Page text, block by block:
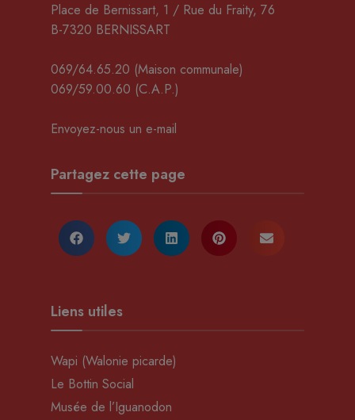
Place de Bernissart, 1 / Rue du Fraity, 76
B-7320 BERNISSART
069/64.65.20 (Maison communale)
069/59.00.60 (C.A.P.)
Envoyez-nous un e-mail
Partagez cette page
Liens utiles
Wapi (Walonie picarde)
Le Bottin Social
Musée de l’Iguanodon